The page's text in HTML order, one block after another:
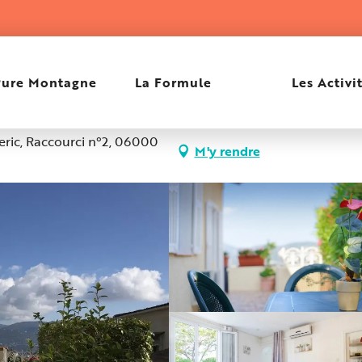
Montagne La Formule Les
Raccourci n°2, 06000 M'y rendre